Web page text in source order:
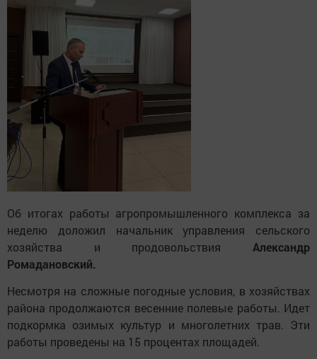
Об итогах работы агропромышленного комплекса за
неделю доложил начальник управления сельского
хозяйства и продовольствия Александр
Ромадановский.
Несмотря на сложные погодные условия, в хозяйствах
района продолжаются весенние полевые работы. Идет
подкормка озимых культур и многолетних трав. Эти
работы проведены на 15 процентах площадей.